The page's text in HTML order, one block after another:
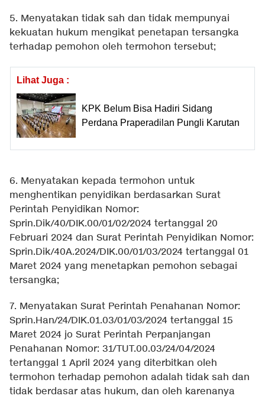
5. Menyatakan tidak sah dan tidak mempunyai
kekuatan hukum mengikat penetapan tersangka
terhadap pemohon oleh termohon tersebut;
Lihat Juga :
KPK Belum Bisa Hadiri Sidang
Perdana Praperadilan Pungli Karutan
6. Menyatakan kepada termohon untuk
menghentikan penyidikan berdasarkan Surat
Perintah Penyidikan Nomor:
Sprin.Dik/40/DIK.00/01/02/2024 tertanggal 20
Februari 2024 dan Surat Perintah Penyidikan Nomor:
Sprin.Dik/40A.2024/DIK.00/01/03/2024 tertanggal 01
Maret 2024 yang menetapkan pemohon sebagai
tersangka;
7. Menyatakan Surat Perintah Penahanan Nomor:
Sprin.Han/24/DIK.01.03/01/03/2024 tertanggal 15
Maret 2024 jo Surat Perintah Perpanjangan
Penahanan Nomor: 31/TUT.00.03/24/04/2024
tertanggal 1 April 2024 yang diterbitkan oleh
termohon terhadap pemohon adalah tidak sah dan
tidak berdasar atas hukum, dan oleh karenanya